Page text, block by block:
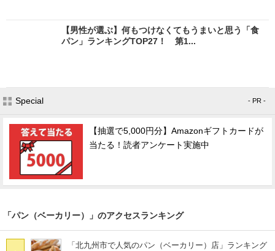
【男性が選ぶ】何もつけなくてもうまいと思う「食
パン」ランキングTOP27！ 第1...
Special - PR -
【抽選で5,000円分】Amazonギフトカードが
当たる！読者アンケート実施中
「パン（ベーカリー）」のアクセスランキング
「北九州市で人気のパン（ベーカリー）店」ランキング